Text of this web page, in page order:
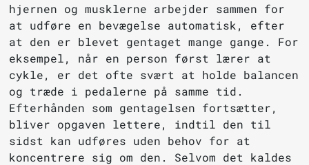
hjernen og musklerne arbejder sammen for
at udføre en bevægelse automatisk, efter
at den er blevet gentaget mange gange. For
eksempel, når en person først lærer at
cykle, er det ofte svært at holde balancen
og træde i pedalerne på samme tid.
Efterhånden som gentagelsen fortsætter,
bliver opgaven lettere, indtil den til
sidst kan udføres uden behov for at
koncentrere sig om den. Selvom det kaldes